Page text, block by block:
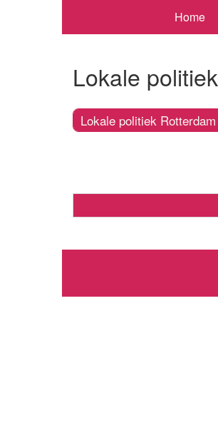
Home
Lokale
Lokale politiek Rotterdam